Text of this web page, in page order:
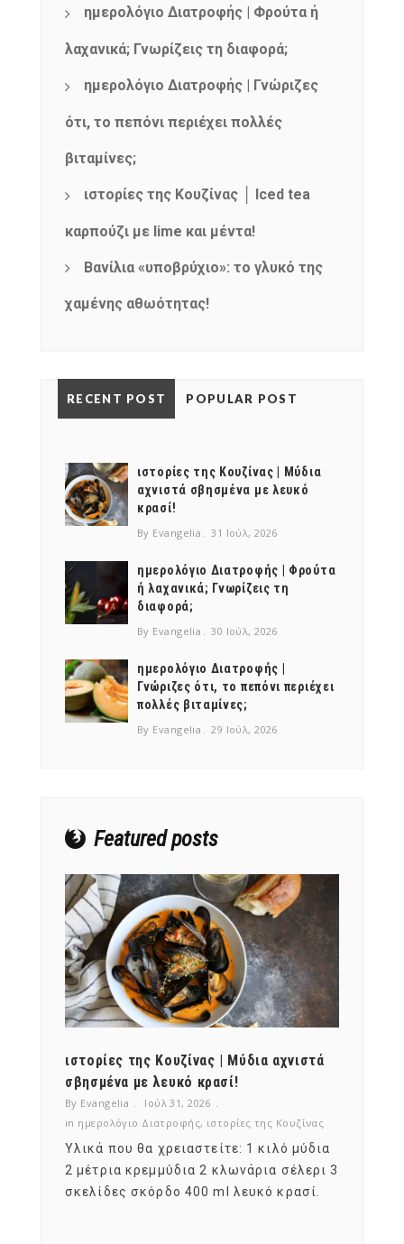
ημερολόγιο Διατροφής | Φρούτα ή
λαχανικά; Γνωρίζεις τη διαφορά;
ημερολόγιο Διατροφής | Γνώριζες
ότι, το πεπόνι περιέχει πολλές
βιταμίνες;
ιστορίες της Κουζίνας │ Iced tea
καρπούζι με lime και μέντα!
Βανίλια «υποβρύχιο»: το γλυκό της
χαμένης αθωότητας!
RECENT POST POPULAR POST
ιστορίες της Κουζίνας | Μύδια
αχνιστά σβησμένα με λευκό
κρασί!
By Evangelia 31 Ιούλ, 2026
ημερολόγιο Διατροφής | Φρούτα
ή λαχανικά; Γνωρίζεις τη
διαφορά;
By Evangelia 30 Ιούλ, 2026
ημερολόγιο Διατροφής |
Γνώριζες ότι, το πεπόνι περιέχει
πολλές βιταμίνες;
By Evangelia 29 Ιούλ, 2026
Featured posts
ιστορίες της Κουζίνας | Μύδια αχνιστά
σβησμένα με λευκό κρασί!
By Evangelia
Ιούλ 31, 2026
in ημερολόγιο Διατροφής, ιστορίες της Κουζίνας
Υλικά που θα χρειαστείτε: 1 κιλό μύδια
2 μέτρια κρεμμύδια 2 κλωνάρια σέλερι 3
σκελίδες σκόρδο 400 ml λευκό κρασί.